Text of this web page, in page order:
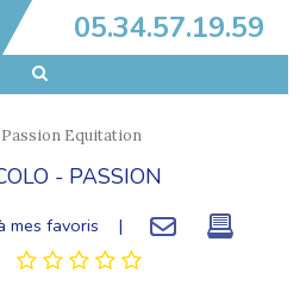
05.34.57.19.59
Equitation
- PASSION
mes favoris |